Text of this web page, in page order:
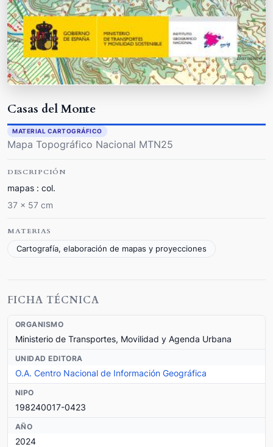
Casas del Monte
MATERIAL CARTOGRÁFICO
Mapa Topográfico Nacional MTN25
DESCRIPCIÓN
mapas : col.
37 x 57 cm
MATERIAS
Cartografía, elaboración de mapas y proyecciones
FICHA TÉCNICA
ORGANISMO
Ministerio de Transportes, Movilidad y Agenda Urbana
UNIDAD EDITORA
O.A. Centro Nacional de Información Geográfica
NIPO
198240017-0423
AÑO
2024